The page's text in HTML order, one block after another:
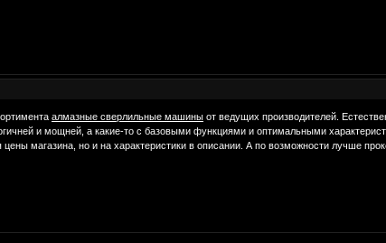
алмазные сверлильные машины от ведущих производителей.
и мощней, а какие-то с базовыми функциями и оптимальными
магазина, но и на характеристики в описании. А по возможности лучше